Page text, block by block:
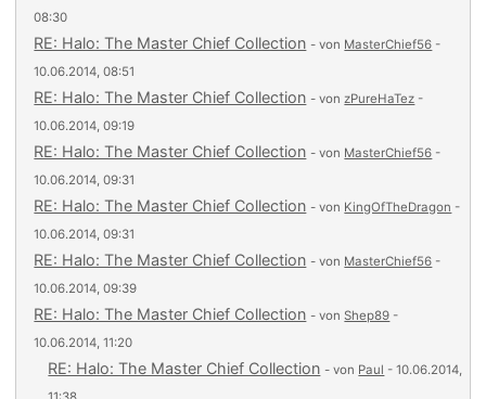
08:30
RE: Halo: The Master Chief Collection - von MasterChief56 -
10.06.2014, 08:51
RE: Halo: The Master Chief Collection - vonzPureHaTez -
10.06.2014, 09:19
RE: Halo: The Master Chief Collection - von MasterChief56 -
10.06.2014, 09:31
RE: Halo: The Master Chief Collection - von KingOfTheDragon -
10.06.2014, 09:31
RE: Halo: The Master Chief Collection - von MasterChief56 -
10.06.2014, 09:39
RE: Halo: The Master Chief Collection - vonShep89 -
10.06.2014, 11:20
RE: Halo: The Master Chief Collection - von Paul - 10.06.2014,